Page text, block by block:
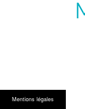
Mentions légales